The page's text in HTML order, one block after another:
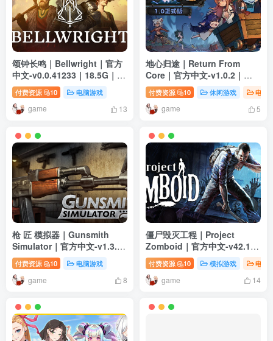
颂钟长鸣｜Bellwright｜官方
中文-v0.0.41233｜18.5G｜免
安装
付费资源 10 电脑游戏
game 13
地心归途｜Return From
Core｜官方中文-v1.0.2｜
1.34G｜免安装
付费资源 10 休闲游戏 电脑
game 5
枪 匠 模拟器｜Gunsmith
Simulator｜官方中文-v1.3.18
｜23.4G｜免安装
付费资源 10 电脑游戏
game 8
僵尸毁灭工程｜Project
Zomboid｜官方中文-v42.10
｜9.92G｜免安装
付费资源 10 模拟游戏 电脑
game 14